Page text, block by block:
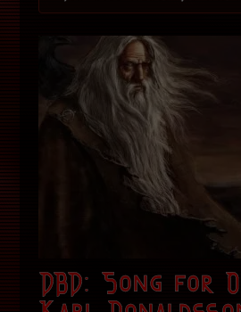
DBD: Song for